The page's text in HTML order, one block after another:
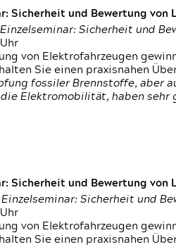
Sicherheit und Bewertung
Einzelseminar: Sicherheit und
von Elektrofahrzeugen
Sie einen praxisnahen
fossiler Brennstoffe, aber
Elektromobilität, haben sehr
Sicherheit und Bewertung
Einzelseminar: Sicherheit und
von Elektrofahrzeugen
Sie einen praxisnahen